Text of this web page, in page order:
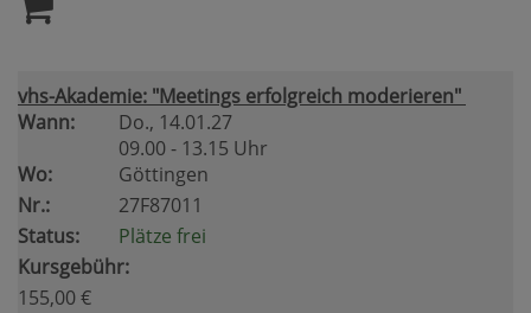
vhs-Akademie: "Meetings erfolgreich moderieren"
Wann:
Do., 14.01.27
09.00 - 13.15 Uhr
Wo:
Göttingen
Nr.:
27F87011
Status:
Plätze frei
Kursgebühr:
155,00 €